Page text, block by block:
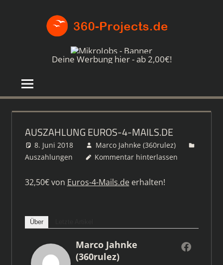
Seiten
im
Netz
Deine Werbung hier - ab 2,00€!
AUSZAHLUNG EUROS-4-MAILS.DE
8. Juni 2018
Marco Jahnke (360rulez)
Auszahlungen
Kommentar hinterlassen
32,50€ von Euros-4-Mails.deerhalten!
Über
Marco Jahnke
(360rulez)